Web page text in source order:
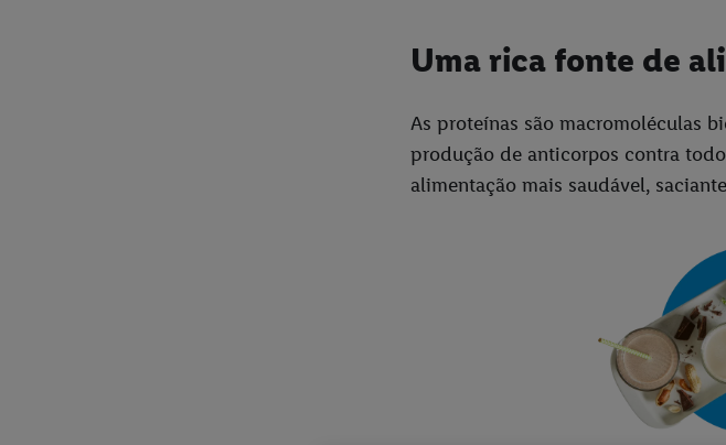
Uma rica fonte de
As proteínas são macromoléculas
produção de anticorpos contra
alimentação mais saudável,